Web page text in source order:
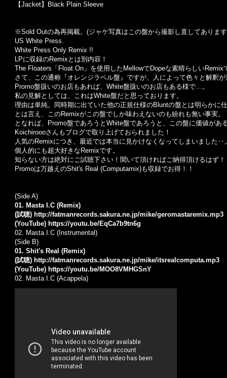
【Jacket】Black Plain Sleeve
※Sold Outの為再掲載。 (ジャケ写真はこの盤から撮影し直してありま
US White Press.
White Press Only Remix !!
LPに収録のRemixとは別内容！
The Floaters「Float On」を使用したMellowでDopeな素晴らしい
さて、この通称『オレンジラベル盤』ですが、人によって色々と解釈
Promo盤扱いのお店もあれば、White盤扱いのお店もある様で…。
私の見解としては、これはWhite盤だと思っております。
理由は単純。同時期に出ていた他の正規仕様のBluntの盤とは明らかに
とは言え、このRemixがこの盤でしか味わえないのも紛れも無い事実。
となれば、Promo盤であろうとWhite盤であろうと、この盤に価値があ
Koichiroooさんもブログで取り上げておられました！
人気のRemixにつき、最近では本当に見かけなくなってしまいました‥
個人的にも超大好きなRemixです。
知らない方は絶対にご試聴下さい！聞いて頂ければご納得頂けるはず！
Promoは万越えのShit's Real (Computamix)も収録でお得！！
(Side A)
01. Masta I.C (Remix)
(試聴) http://fatmanrecords.sakura.ne.jp/mike/geromastaremix.mp3
(YouTube) https://youtu.be/EqCa7b9tn6g
02. Masta I.C (Instrumental)
(Side B)
01. Shit's Real (Remix)
(試聴) http://fatmanrecords.sakura.ne.jp/mike/itsrealcomputa.mp3
(YouTube) https://youtu.be/MOO8VMHGSnY
02. Masta I.C (Acappela)